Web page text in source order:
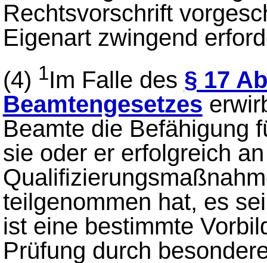
Rechtsvorschrift
Eigenart zwingend
(4) 1Im Falle des § 17
Beamtengesetzes
Beamte die Befähigung
sie oder er erfolgreich
teilgenommen hat, es
ist eine bestimmte
Prüfung durch